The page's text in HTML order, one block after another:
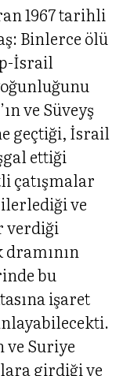
1967 tarihli
Binlerce ölü
İsrail
ve Süveyş
geçtiği, İsrail
ettiği
çatışmalar
ve
verdiği
bu
işaret
Suriye
girdiği ve